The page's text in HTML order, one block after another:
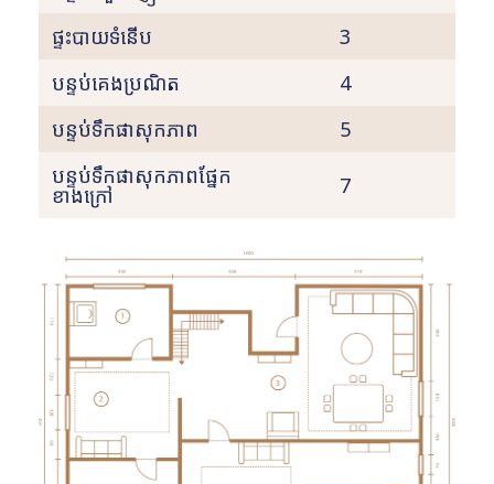
ផ្ទះបាយទំនើប
3
បន្ទប់គេងប្រណិត
4
បន្ទប់ទឹកផាសុកភាព
5
បន្ទប់ទឹកផាសុកភាពផ្នែក
ខាងក្រៅ 7